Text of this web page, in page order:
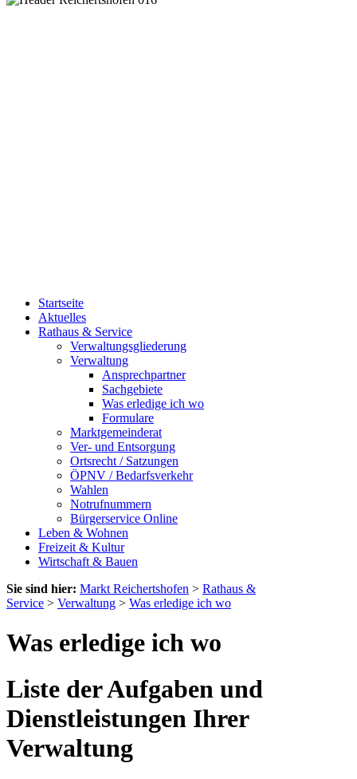
Startseite
Aktuelles
Rathaus & Service
Verwaltungsgliederung
Verwaltung
Ansprechpartner
Sachgebiete
Was erledige ich wo
Formulare
Marktgemeinderat
Ver- und Entsorgung
Ortsrecht / Satzungen
ÖPNV / Bedarfsverkehr
Wahlen
Notrufnummern
Bürgerservice Online
Leben & Wohnen
Freizeit & Kultur
Wirtschaft & Bauen
Sie sind hier: Markt Reichertshofen > Rathaus &
Service > Verwaltung > Was erledige ich wo
Was erledige ich wo
Liste der Aufgaben und
Dienstleistungen Ihrer
Verwaltung